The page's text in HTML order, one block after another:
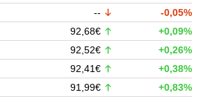
--
-0,05%
92,68€
+0,09%
92,52€
+0,26%
92,41€
+0,38%
91,99€
+0,83%